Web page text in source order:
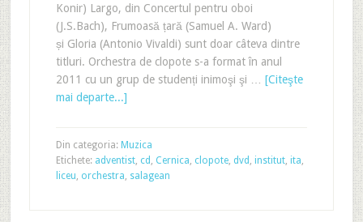
Konir) Largo, din Concertul pentru oboi
(J.S.Bach), Frumoasă țară (Samuel A. Ward)
și Gloria (Antonio Vivaldi) sunt doar câteva dintre
titluri. Orchestra de clopote s-a format în anul
2011 cu un grup de studenți inimoşi şi … [Citeşte
mai departe...]
Din categoria: Muzica
Etichete: adventist, cd , Cernica, clopote, dvd , institut, ita,
liceu, orchestra, salagean